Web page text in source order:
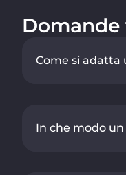
Come si adatta
In che modo